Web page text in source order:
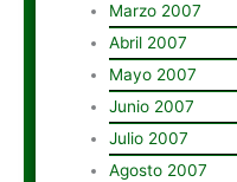
Marzo 2007
Abril 2007
Mayo 2007
Junio 2007
Julio 2007
Agosto 2007